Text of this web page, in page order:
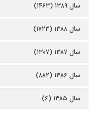
سال ۱۳۸۹ (۱۴۶۳)
سال ۱۳۸۸ (۱۷۲۳)
سال ۱۳۸۷ (۱۳۰۷)
سال ۱۳۸۶ (۸۸۲)
سال ۱۳۸۵ (۶)